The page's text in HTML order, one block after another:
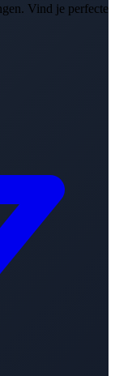
Vind je perfecte